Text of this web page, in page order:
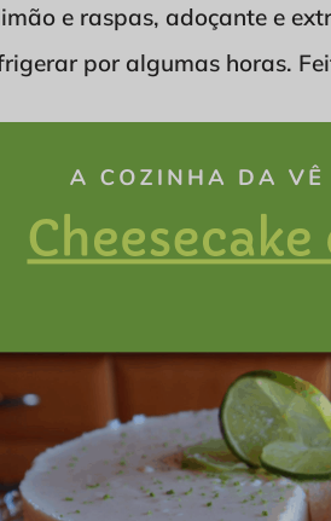
e raspas, adoçante e
por algumas horas.